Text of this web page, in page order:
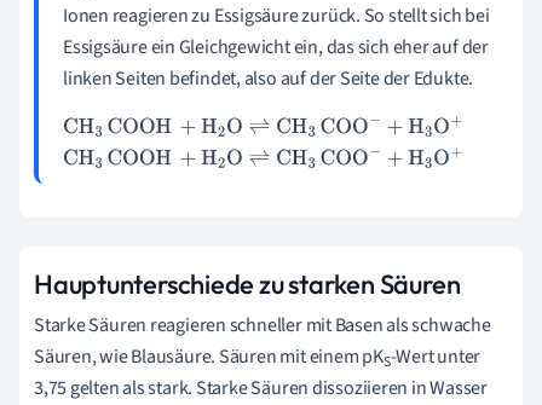
Ionen reagieren zu Essigsäure zurück. So stellt sich bei
Essigsäure ein Gleichgewicht ein, das sich eher auf der
linken Seiten befindet, also auf der Seite der Edukte.
CH3COOH+H2 O⇌CH3COO +H3O+
CH3COOH+H2 O⇌CH3COO +H3O+
Hauptunterschiede zu starken Säuren
Starke Säuren reagieren schneller mit Basen als schwache
Säuren, wie Blausäure. Säuren mit einem pKS-Wert unter
3,75 gelten als stark. Starke Säuren dissoziieren in Wasser